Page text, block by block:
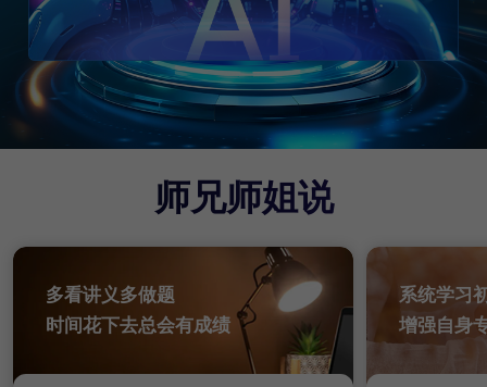
师兄师姐说
多看讲义多做题
时间花下去总会有成绩
系统学习
增强自身